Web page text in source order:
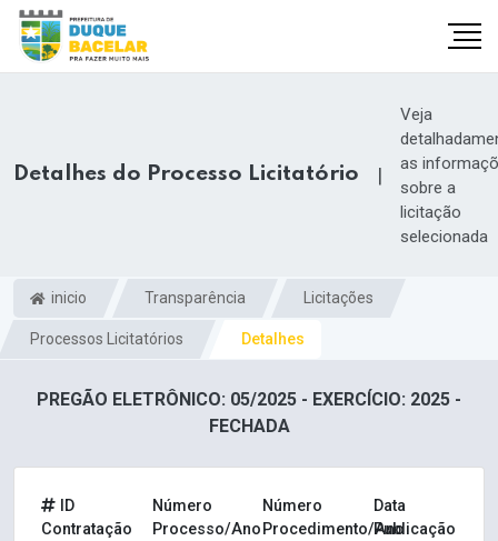
Detalhes do Processo Licitatório |
Veja
as
sobre a
licitação
selecionada
inicio Transparência Licitações
Processos Licitatórios Detalhes
PREGÃO ELETRÔNICO: 05/2025 - EXERCÍCIO: 2025 -
FECHADA
ID
Contratação
Número
Processo/Ano
Número
Procedimento/Ano
Data
Publicação